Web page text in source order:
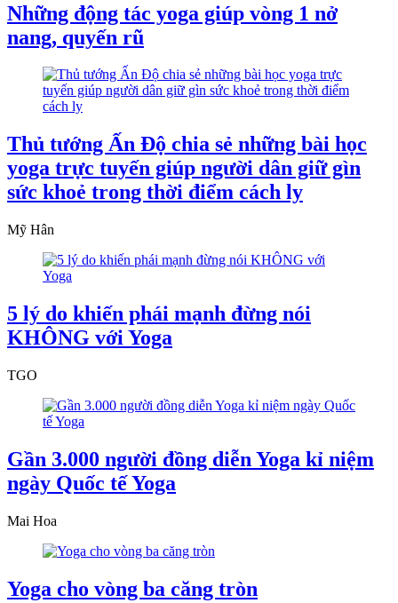
Những động tác yoga giúp vòng 1 nở
nang, quyến rũ
Thủ tướng Ấn Độ chia sẻ những bài học
yoga trực tuyến giúp người dân giữ gìn
sức khoẻ trong thời điểm cách ly
Mỹ Hân
5 lý do khiến phái mạnh đừng nói
KHÔNG với Yoga
TGO
Gần 3.000 người đồng diễn Yoga kỉ niệm
ngày Quốc tế Yoga
Mai Hoa
Yoga cho vòng ba căng tròn